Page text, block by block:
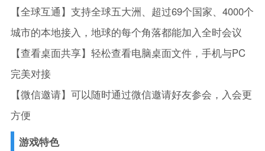
【全球互通】支持全球五大洲、超过69个国家、4000个
城市的本地接入，地球的每个角落都能加入全时会议
【查看桌面共享】轻松查看电脑桌面文件，手机与PC
完美对接
【微信邀请】可以随时通过微信邀请好友参会，入会更
方便
游戏特色